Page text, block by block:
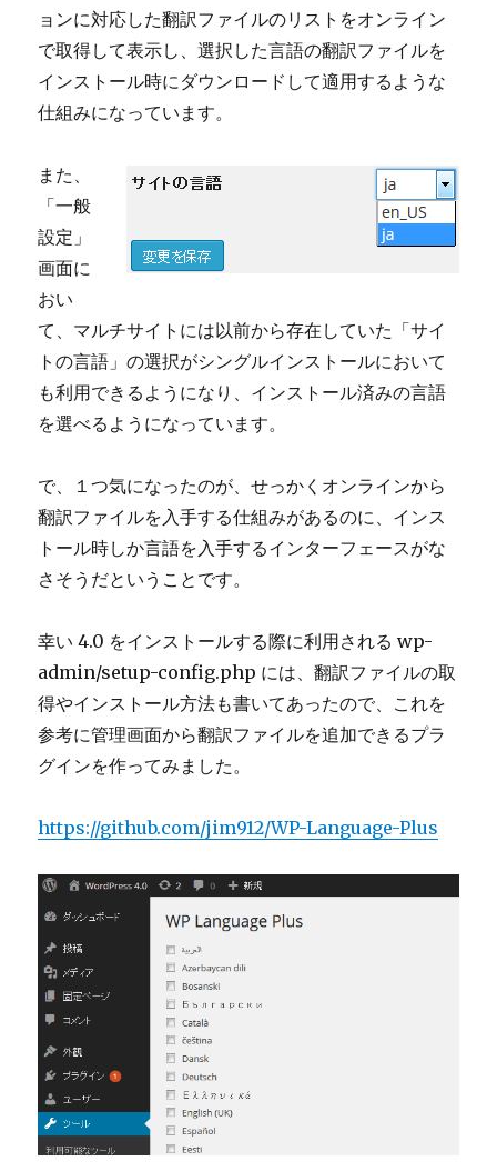
ョンに対応した翻訳ファイルのリストをオンライン
で取得して表示し、選択した言語の翻訳ファイルを
インストール時にダウンロードして適用するような
仕組みになっています。
また、
「一般
設定」
画面に
おい
て、マルチサイトには以前から存在していた「サイ
トの言語」の選択がシングルインストールにおいて
も利用できるようになり、インストール済みの言語
を選べるようになっています。
で、１つ気になったのが、せっかくオンラインから
翻訳ファイルを入手する仕組みがあるのに、インス
トール時しか言語を入手するインターフェースがな
さそうだということです。
幸い 4.0 をインストールする際に利用される wp-
admin/setup-config.php には、翻訳ファイルの取
得やインストール方法も書いてあったので、これを
参考に管理画面から翻訳ファイルを追加できるプラ
グインを作ってみました。
https://github.com/jim912/WP-Language-Plus